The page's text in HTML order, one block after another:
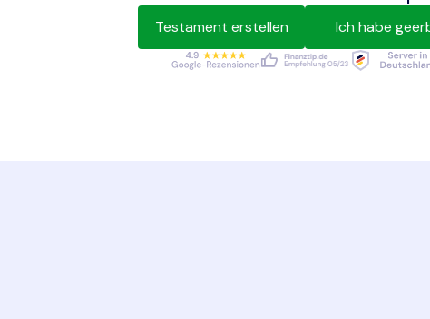
Testament erstellen Ich habe